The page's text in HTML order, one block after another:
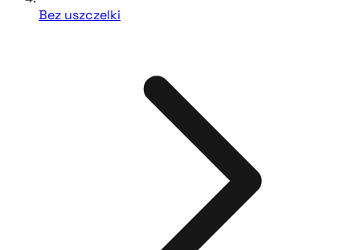
Bez uszczelki